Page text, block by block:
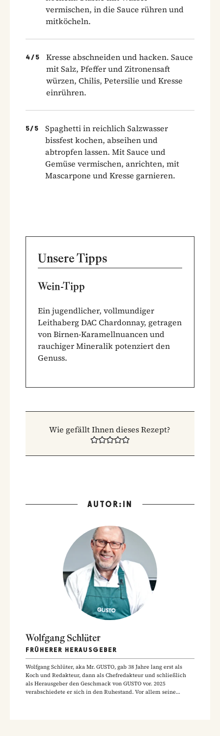
vermischen, in die Sauce rühren und
mitköcheln.
4 / 5
Kresse abschneiden und hacken. Sauce
mit Salz, Pfeffer und Zitronensaft
würzen, Chilis, Petersilie und Kresse
einrühren.
5/ 5
Spaghetti in reichlich Salzwasser
bissfest kochen, abseihen und
abtropfen lassen. Mit Sauce und
Gemüse vermischen, anrichten, mit
Mascarpone und Kresse garnieren.
Unsere Tipps
Wein-Tipp
Ein jugendlicher, vollmundiger
Leithaberg DAC Chardonnay, getragen
von Birnen-Karamellnuancen und
rauchiger Mineralik potenziert den
Genuss.
Wie gefällt Ihnen dieses Rezept?
AUTOR:IN
Wolfgang Schlüter
FRÜHERER HERAUSGEBER
Wolfgang Schlüter, aka Mr. GUSTO, gab 38 Jahre lang erst als
Koch und Redakteur, dann als Chefredakteur und schließlich
als Herausgeber den Geschmack von GUSTO vor. 2025
verabschiedete er sich in den Ruhestand. Vor allem seine